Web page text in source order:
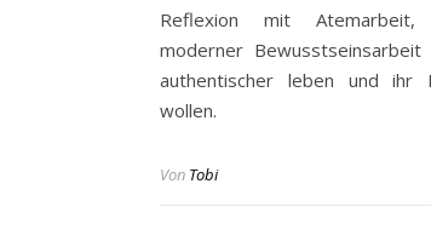
Reflexion mit Atemarbeit,
moderner
authentischer leben und ihr
wollen.
Von Tobi